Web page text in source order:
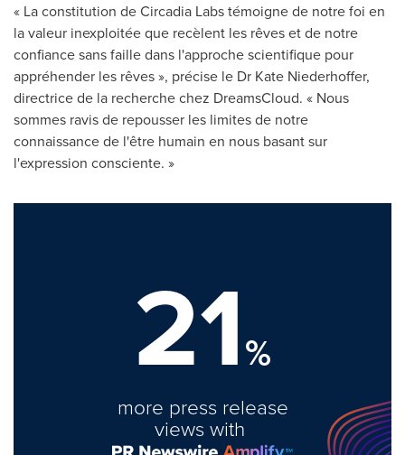
« La constitution de Circadia Labs témoigne de notre foi en
la valeur inexploitée que recèlent les rêves et de notre
confiance sans faille dans l'approche scientifique pour
appréhender les rêves », précise le Dr Kate Niederhoffer,
directrice de la recherche chez DreamsCloud. « Nous
sommes ravis de repousser les limites de notre
connaissance de l'être humain en nous basant sur
l'expression consciente. »
21%
more press release
views with